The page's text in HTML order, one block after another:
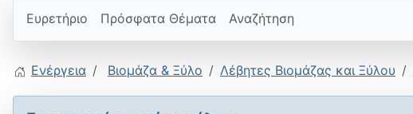
Ευρετήριο Πρόσφατα Θέματα Αναζήτηση
Ενέργεια Βιομάζα & Ξύλο Λέβητες Βιομάζας και Ξύλου